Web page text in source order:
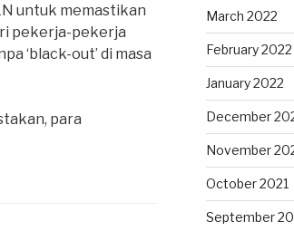
untuk memastikan
pekerja-pekerja
‘black-out’ di masa
para
March 2022
February 2022
January 2022
December
November
October 2021
September